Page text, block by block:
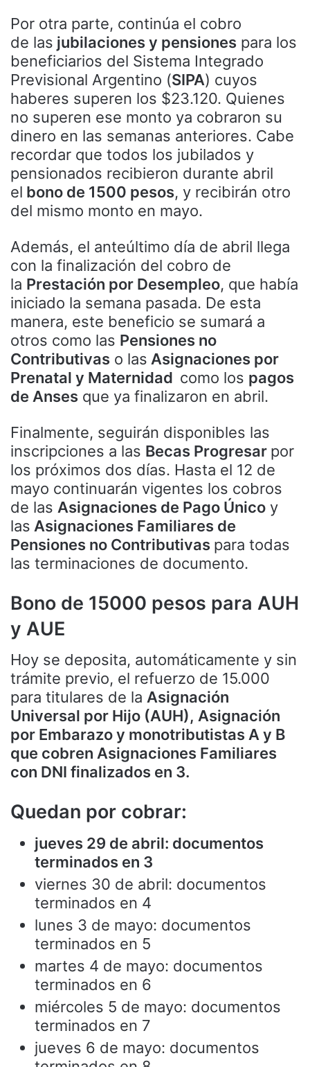
Por otra parte, continúa el cobro
de las jubilaciones y pensiones para los
beneficiarios del Sistema Integrado
Previsional Argentino (SIPA) cuyos
haberes superen los $23.120. Quienes
no superen ese monto ya cobraron su
dinero en las semanas anteriores. Cabe
recordar que todos los jubilados y
pensionados recibieron durante abril
el bono de 1500 pesos, y recibirán otro
del mismo monto en mayo.
Además, el anteúltimo día de abril llega
con la finalización del cobro de
la Prestación por Desempleo, que había
iniciado la semana pasada. De esta
manera, este beneficio se sumará a
otros como las Pensiones no
Contributivas o las Asignaciones por
Prenatal y Maternidad como los pagos
de Anses que ya finalizaron en abril.
Finalmente, seguirán disponibles las
inscripciones a las Becas Progresar por
los próximos dos días. Hasta el 12 de
mayo continuarán vigentes los cobros
de las Asignaciones de Pago Único y
las Asignaciones Familiares de
Pensiones no Contributivas para todas
las terminaciones de documento.
Bono de 15000 pesos para AUH
y AUE
Hoy se deposita, automáticamente y sin
trámite previo, el refuerzo de 15.000
para titulares de la Asignación
Universal por Hijo (AUH), Asignación
por Embarazo y monotributistas A y B
que cobren Asignaciones Familiares
con DNI finalizados en 3.
Quedan por cobrar:
jueves 29 de abril: documentos
terminados en 3
viernes 30 de abril: documentos
terminados en 4
lunes 3 de mayo: documentos
terminados en 5
martes 4 de mayo: documentos
terminados en 6
miércoles 5 de mayo: documentos
terminados en 7
jueves 6 de mayo: documentos